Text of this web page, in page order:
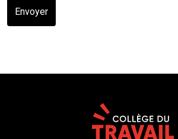
Envoyer